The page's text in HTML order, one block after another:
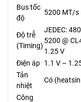
Bus tốc
độ
5200 MT/s
Độ trễ
(Timing)
JEDEC:
5200 @
1.25 V
Điện áp 1.1 V –
Tản
nhiệt
Có
Công